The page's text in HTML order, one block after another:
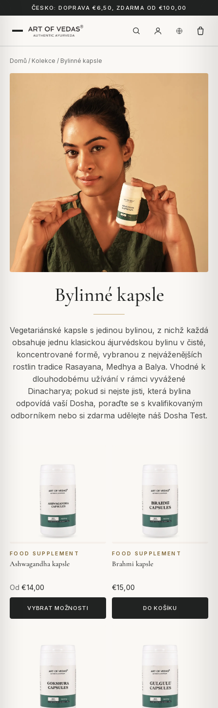
ČESKO: DOPRAVA €6,50, ZDARMA OD €100,00
Domů / Kolekce / Bylinné kapsle
Bylinné kapsle
Vegetariánské kapsle s jedinou bylinou, z nichž každá
obsahuje jednu klasickou ájurvédskou bylinu v čisté,
koncentrované formě, vybranou z nejváženějších
rostlin tradice Rasayana, Medhya a Balya. Vhodné k
dlouhodobému užívání v rámci vyvážené
Dinacharya; pokud si nejste jisti, která bylina
odpovídá vaší Dosha, poraďte se s kvalifikovaným
odborníkem nebo si zdarma udělejte náš Dosha Test.
FOOD SUPPLEMENT
Ashwagandha kapsle
Od €14,00
VYBRAT MOŽNOSTI
FOOD SUPPLEMENT
Brahmi kapsle
€15,00
DO KOŠÍKU